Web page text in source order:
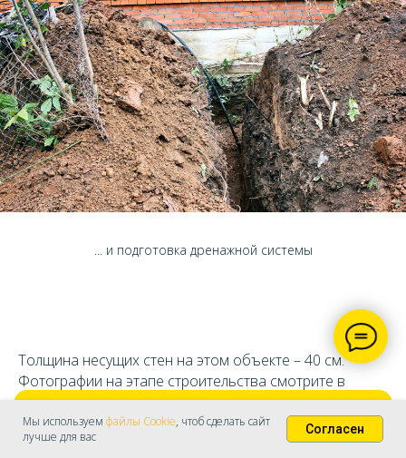
... и подготовка дренажной системы
Толщина несущих стен на этом объекте – 40 см.
Фотографии на этапе строительства смотрите в
разделе "Наши объекты".
ОФОРМИТЬ БЕСПЛАТНОЕ ХРАНЕНИЕ
Мы используем файлы Cookie, чтоб сделать сайт
лучше для вас
Согласен